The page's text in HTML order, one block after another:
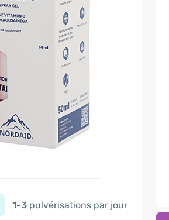
1-3pulvérisations par jour